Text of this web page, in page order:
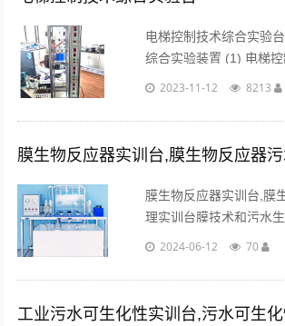
电梯控制技术综合实验
综合实验装置 (1) 电梯
梯控制柜； (2) 工作电源
制方式：一......
2023-11-12 8213
膜生物反应器实训台,膜生物反应器
膜生物反应器实训台,膜
理实训台膜技术和污水
叉、结合、开辟了污水
的。...
2024-06-12 70
工业污水可生化性实训台,污水可生